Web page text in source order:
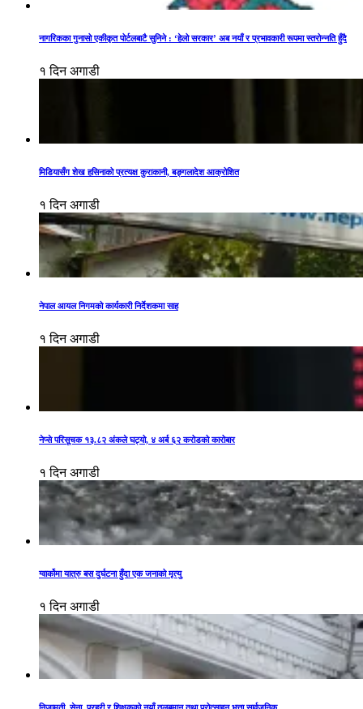
नागरिकका गुनासो एकीकृत पोर्टलबाटै सुनिने : ‘हेलो सरकार’ अब नयाँ र प्रभावकारी रूपमा स्तरोन्नति हुँदै
१ दिन अगाडी
मिडियासँग शेख हसिनाको प्रत्यक्ष कुराकानी, बङ्गलादेश आक्रोशित
१ दिन अगाडी
नेपाल आयल निगमको कार्यकारी निर्देशकमा साह
१ दिन अगाडी
नेप्से परिसूचक १३.८२ अंकले घट्यो, ४ अर्ब ६२ करोडको कारोबार
१ दिन अगाडी
ग्वार्कोमा यात्रु बस दुर्घटना हुँदा एक जनाको मृत्यु
१ दिन अगाडी